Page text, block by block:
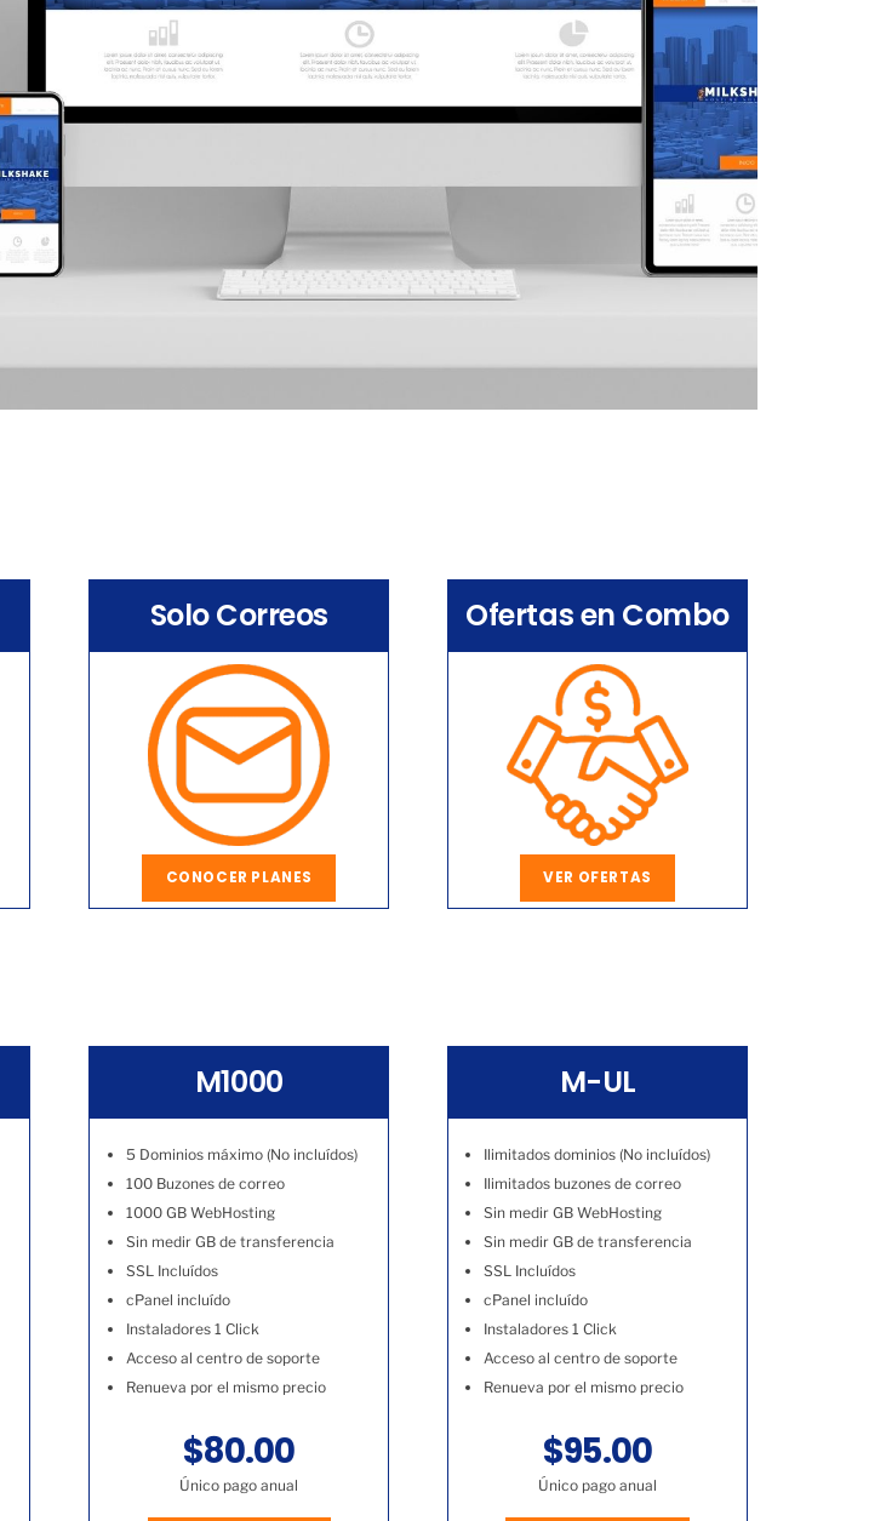
Solo Correos
CONOCER PLANES
Ofertas en Combo
VER OFERTAS
M1000
5 Dominios máximo (No incluídos)
100 Buzones de correo
1000 GB WebHosting
Sin medir GB de transferencia
SSL Incluídos
cPanel incluído
Instaladores 1 Click
Acceso al centro de soporte
Renueva por el mismo precio
$80.00
Único pago anual
M-UL
Ilimitados dominios (No incluídos)
Ilimitados buzones de correo
Sin medir GB WebHosting
Sin medir GB de transferencia
SSL Incluídos
cPanel incluído
Instaladores 1 Click
Acceso al centro de soporte
Renueva por el mismo precio
$95.00
Único pago anual